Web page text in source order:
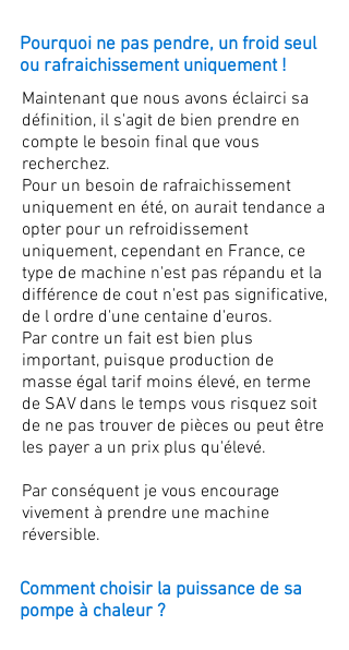
Pourquoi ne pas pendre, un froid seul
ou rafraichissement uniquement !
Maintenant que nous avons éclairci sa
définition, il s'agit de bien prendre en
compte le besoin final que vous
recherchez.
Pour un besoin de rafraichissement
uniquement en été, on aurait tendance a
opter pour un refroidissement
uniquement, cependant en France, ce
type de machine n'est pas répandu et la
différence de cout n'est pas significative,
de l ordre d'une centaine d'euros.
Par contre un fait est bien plus
important, puisque production de
masse égal tarif moins élevé, en terme
de SAV dans le temps vous risquez soit
de ne pas trouver de pièces ou peut être
les payer a un prix plus qu'élevé.
Par conséquent je vous encourage
vivement à prendre une machine
réversible.
Comment choisir la puissance de sa
pompe à chaleur ?